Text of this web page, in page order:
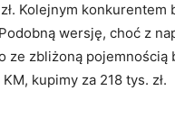
Kolejnym konkurentem
wersję, choć z
ze zbliżoną pojemnością
kupimy za 218 tys. zł.